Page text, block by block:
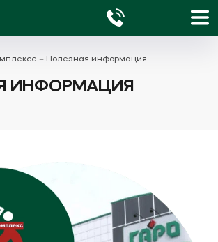
Полезная информация
ИНФОРМАЦИЯ